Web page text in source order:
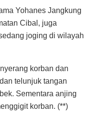
Yohanes Jangkung
Cibal, juga
joging di wilayah
korban dan
telunjuk tangan
Sementara anjing
korban. (**)